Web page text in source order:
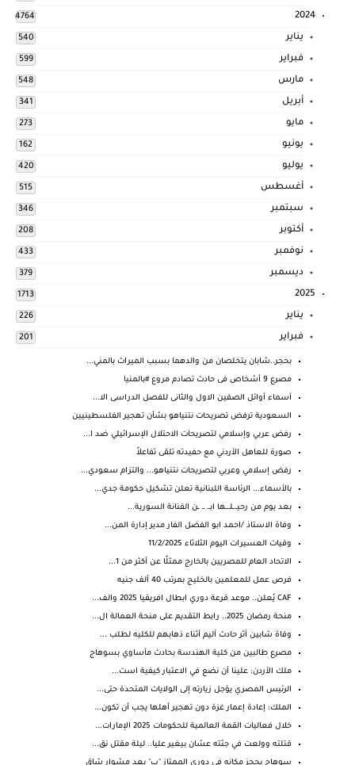
2024
4764
يناير 540
فبراير 599
مارس 548
أبريل 341
مايو 273
يونيو 162
يوليو 420
أغسطس 515
سبتمبر 346
أكتوبر 208
نوفمبر 433
ديسمبر 379
2025
1713
يناير 226
فبراير 201
بحجر..شابان يتخلصان من والدهما بسبب الميراث بالمني...
مصرع 9 أشخاص فى حادث تصادم مروع #بالمنيا
أسماء أوائل الصفين الاول والثانى للفصل الدراسى الا...
السعودية ترفض تصريحات نتنياهو بشأن تهجير الفلسطينيين
رفض عربي وإسلامي لتصريحات الاحتلال الإسرائيلي ضد ا...
صورة للعاهل الأردني مع حفيدته تلقى تفاعلاً
رفض إسلامي وعربي لتصريحات نتنياهو... والتزام سعودي...
بالأسماء... الرئاسة اللبنانية تعلن تشكيل حكومة جدي...
بعد يوم من رحيـ.ـلـ.ـها ابـ. ـ. ـن الفنانة السورية...
وفاة الاستاذ /احمد ابو الفضل الفار مدير إدارة المن...
وفيات العسيرات اليوم الثلاثاء 11/2/2025
الاتحاد العام للمصريين بالخارج ممثلًا عن أكثر من 1...
فرص عمل للمعلمين بالخليج بمرتب 40 ألف جنيه
CAF يُعلن.. موعد قرعة دوري ابطال افريقيا 2025 والف...
منحة رمضان 2025.. رابط التقديم على منحة العمالة ال...
وفاة شابين آثر حادث آليم أثناء ذهابهم للكليه لطلب ...
مصرع طالبين من كلية الهندسة بحادث مأساوي بسوهاج
ملك ⁧‫الأردن‬⁩: علينا أن نضع في الاعتبار كيفية است...
الرئيس المصري يؤجل زيارته إلى الولايات المتحدة حتى...
الملك: إعادة إعمار غزة دون تهجير أهلها يجب أن تكون...
خلال فعاليات القمة العالمية للحكومات 2025 الإمارات...
قتلته وولعت في جثته عشان بيغير عليا.. ليلة مقتل نق...